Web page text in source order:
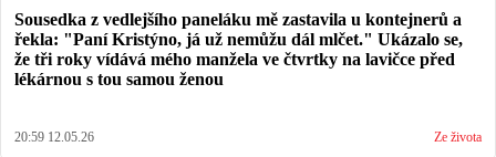
Sousedka z vedlejšího paneláku mě zastavila u kontejnerů a
řekla: "Paní Kristýno, já už nemůžu dál mlčet." Ukázalo se,
že tři roky vídává mého manžela ve čtvrtky na lavičce před
lékárnou s tou samou ženou
20:59 12.05.26 Ze života